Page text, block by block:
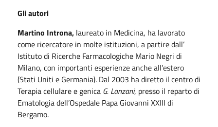
Gli autori
Martino Introna, laureato in Medicina, ha lavorato
come ricercatore in molte istituzioni, a partire dall’
Istituto di Ricerche Farmacologiche Mario Negri di
Milano, con importanti esperienze anche all’estero
(Stati Uniti e Germania). Dal 2003 ha diretto il centro di
Terapia cellulare e genica G. Lanzani, presso il reparto di
Ematologia dell’Ospedale Papa Giovanni XXIII di
Bergamo.